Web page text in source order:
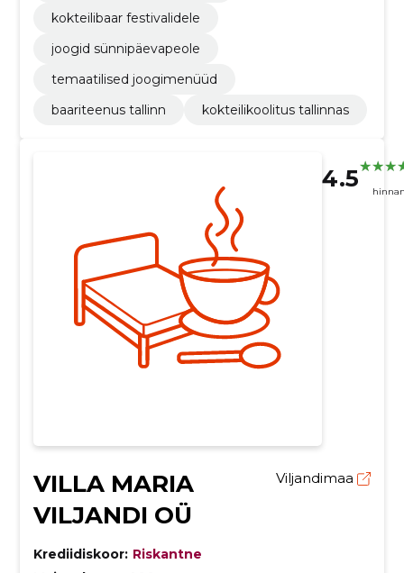
kokteilibaar festivalidele
joogid sünnipäevapeole
temaatilised joogimenüüd
baariteenus tallinn
kokteilikoolitus tallinnas
4.5
VILLA MARIA
VILJANDI OÜ
Viljandimaa
Krediidiskoor: Riskantne